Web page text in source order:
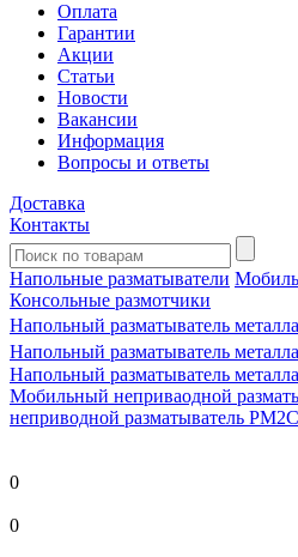
Оплата
Гарантии
Акции
Статьи
Новости
Вакансии
Информация
Вопросы и ответы
Доставка
Контакты
Напольные разматыватели
Консольные размотчики
Напольный разматыватель
Напольный разматыватель
Напольный разматыватель
Мобильный непривaодной
неприводной разматыватель РМ2С
0
0